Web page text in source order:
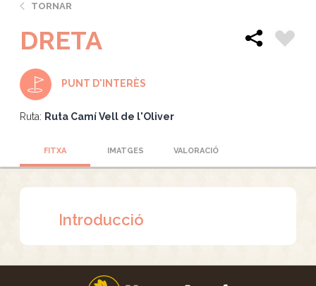
TORNAR
DRETA
PUNT D'INTERÈS
Ruta: Ruta Camí Vell de l'Oliver
FITXA IMATGES VALORACIÓ
Introducció